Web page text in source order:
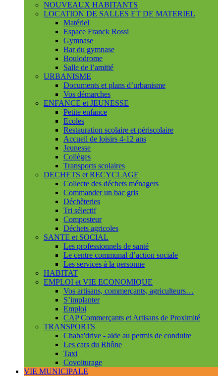
NOUVEAUX HABITANTS
LOCATION DE SALLES ET DE MATERIEL
Matériel
Espace Franck Rossi
Gymnase
Bar du gymnase
Boulodrome
Salle de l’amitié
URBANISME
Documents et plans d’urbanisme
Vos démarches
ENFANCE et JEUNESSE
Petite enfance
Ecoles
Restauration scolaire et périscolaire
Accueil de loisirs 4-12 ans
Jeunesse
Collèges
Transports scolaires
DECHETS et RECYCLAGE
Collecte des déchets ménagers
Commander un bac gris
Déchèteries
Tri sélectif
Composteur
Déchets agricoles
SANTE et SOCIAL
Les professionnels de santé
Le centre communal d’action sociale
Les services à la personne
HABITAT
EMPLOI et VIE ECONOMIQUE
Vos artisans, commerçants, agriculteurs…
S’implanter
Emploi
CAP Commerçants et Artisans de Proximité
TRANSPORTS
Chaba'drive - aide au permis de conduire
Les cars du Rhône
Taxi
Covoiturage
VIE MUNICIPALE